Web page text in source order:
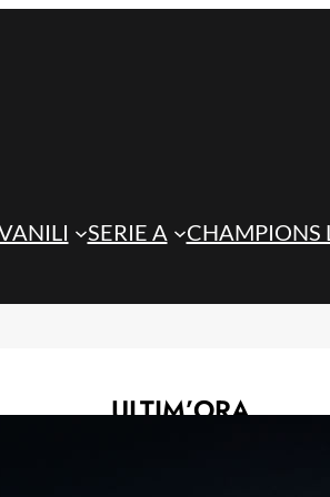
SERIE A CHAMPIONS
ULTIM’ORA
Steffanoni
prepara il